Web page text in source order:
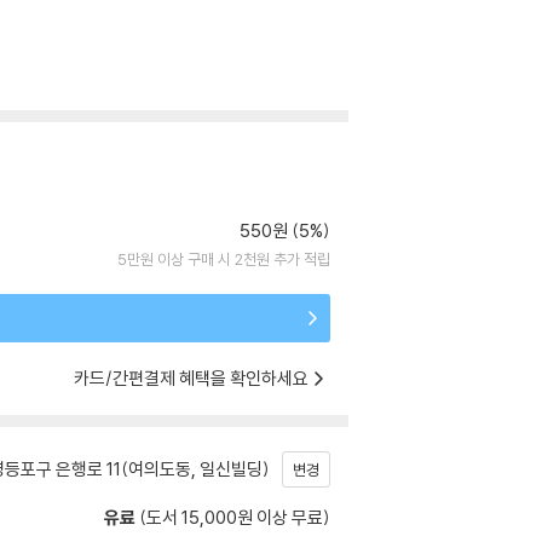
550원 (5%)
5만원 이상 구매 시 2천원 추가 적립
카드/간편결제 혜택을 확인하세요
포구 은행로 11(여의도동, 일신빌딩) 변경
유료 (도서 15,000원 이상 무료)